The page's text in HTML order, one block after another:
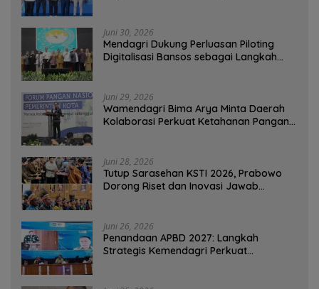
Juni 30, 2026
Mendagri Dukung Perluasan Piloting
Digitalisasi Bansos sebagai Langkah
Juni 29, 2026
Wamendagri Bima Arya Minta Daerah
Kolaborasi Perkuat Ketahanan Pangan
Juni 28, 2026
Tutup Sarasehan KSTI 2026, Prabowo
Dorong Riset dan Inovasi Jawab
Juni 26, 2026
Penandaan APBD 2027: Langkah
Strategis Kemendagri Perkuat